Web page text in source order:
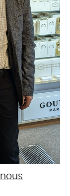
nous